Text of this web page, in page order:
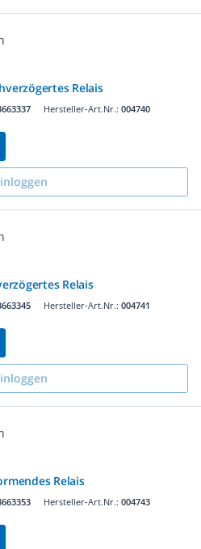
Relais
Hersteller-Art.Nr.: 004740
Relais
Hersteller-Art.Nr.: 004741
Relais
Hersteller-Art.Nr.: 004743